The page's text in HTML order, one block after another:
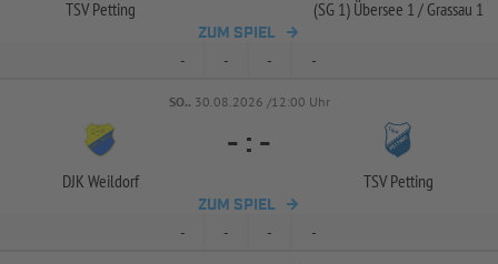
TSV Petting (SG 1) Übersee 1 /Grassau 1
ZUM SPIEL
- - - -
SO.. 30.08.2026 /12:00 Uhr
DJK Weildorf
- : -
TSV Petting
ZUM SPIEL
- - - -